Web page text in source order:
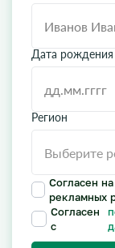
Дата рождения
Регион
Согласен
рекламных
Согласен
с